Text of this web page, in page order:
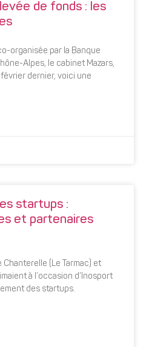
de fonds : les
organisée par la Banque
Alpes, le cabinet Mazars,
février dernier, voici une
startups :
et partenaires
Chanterelle (Le Tarmac) et
à l’occasion d’Inosport
des startups.